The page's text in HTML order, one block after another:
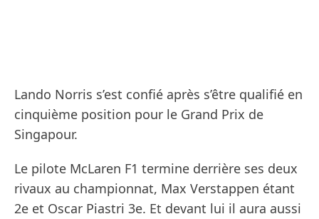
Lando Norris s’est confié après s’être qualifié en
cinquième position pour le Grand Prix de
Singapour.
Le pilote McLaren F1 termine derrière ses deux
rivaux au championnat, Max Verstappen étant
2e et Oscar Piastri 3e. Et devant lui il aura aussi